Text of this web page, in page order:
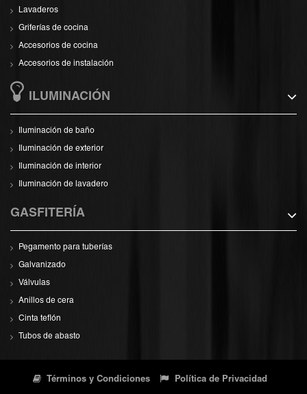
Lavaderos
Griferías de cocina
Accesorios de cocina
Accesorios de instalación
ILUMINACIÓN
Iluminación de baño
Iluminación de exterior
Iluminación de interior
Iluminación de lavadero
GASFITERÍA
Pegamento para tuberías
Galvanizado
Válvulas
Anillos de cera
Cinta teflón
Tubos de abasto
Términos y Condiciones Política de Privacidad